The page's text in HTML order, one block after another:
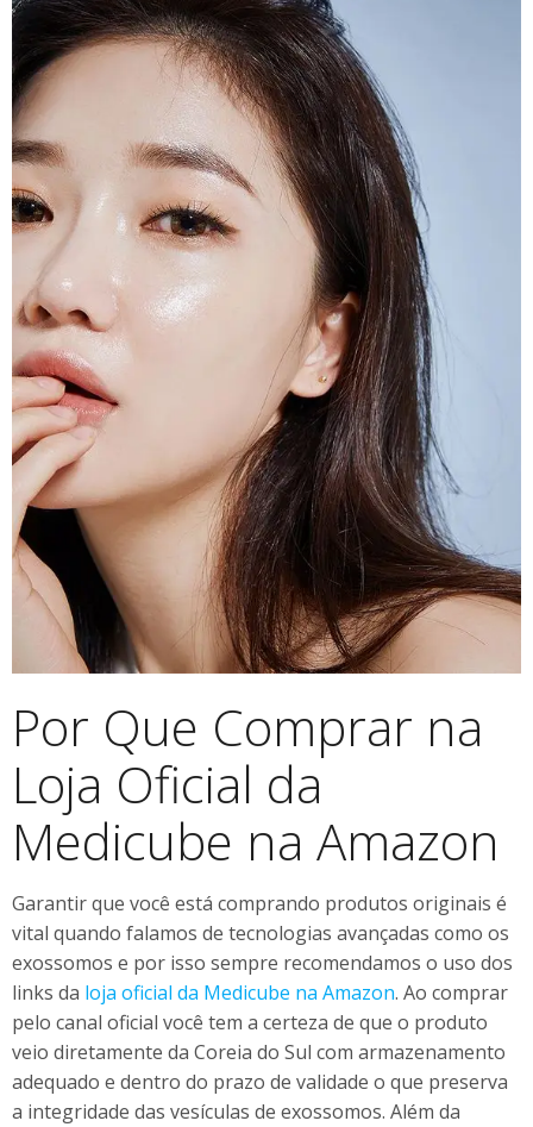
Por Que Comprar na
Loja Oficial da
Medicube na Amazon
Garantir que você está comprando produtos originais é
vital quando falamos de tecnologias avançadas como os
exossomos e por isso sempre recomendamos o uso dos
links da loja oficial da Medicube na Amazon. Ao comprar
pelo canal oficial você tem a certeza de que o produto
veio diretamente da Coreia do Sul com armazenamento
adequado e dentro do prazo de validade o que preserva
a integridade das vesículas de exossomos. Além da